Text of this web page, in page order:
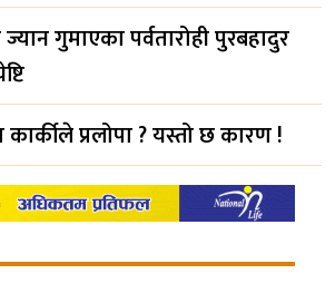
ज्यान गुमाएका पर्वतारोही पुरबहादुर
प्रलोपा ? यस्तो छ कारण !